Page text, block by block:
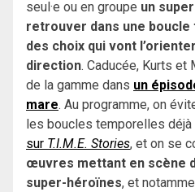
seul·e ou en groupe un
retrouver dans une boucle
des choix qui vont
direction. Caducée, Kurts et
de la gamme dans un
mare. Au programme, on
les boucles temporelles déjà
sur T.I.M.E. Stories, et on se
œuvres mettant en scène
super-héroïnes, et